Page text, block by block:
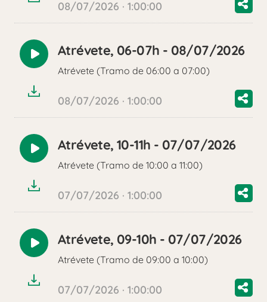
08/07/2026 · 1:00:00
Reproducir
audio
Atrévete, 06-07h - 08/07/2026
Atrévete (Tramo de 06:00 a 07:00)
08/07/2026 · 1:00:00
Reproducir
audio
Atrévete, 10-11h - 07/07/2026
Atrévete (Tramo de 10:00 a 11:00)
07/07/2026 · 1:00:00
Reproducir
audio
Atrévete, 09-10h - 07/07/2026
Atrévete (Tramo de 09:00 a 10:00)
07/07/2026 · 1:00:00